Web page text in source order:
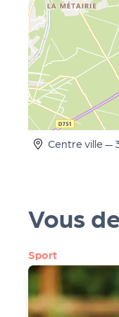
Centre ville —
Vous
Sport
cti
on
s
P
O
G!
P